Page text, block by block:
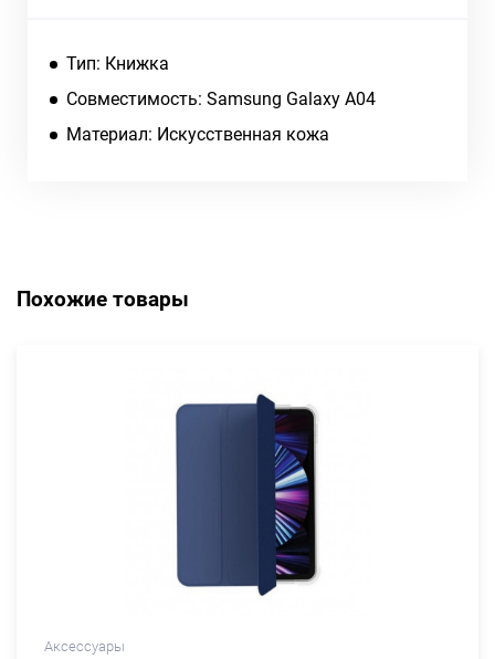
Тип: Книжка
Совместимость: Samsung Galaxy A04
Материал: Искусственная кожа
Похожие товары
Аксессуары